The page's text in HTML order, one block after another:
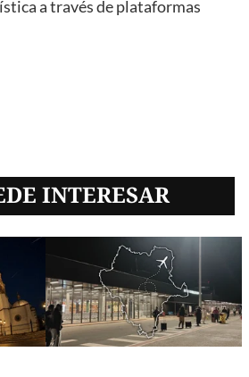
a través de plataformas
INTERESAR